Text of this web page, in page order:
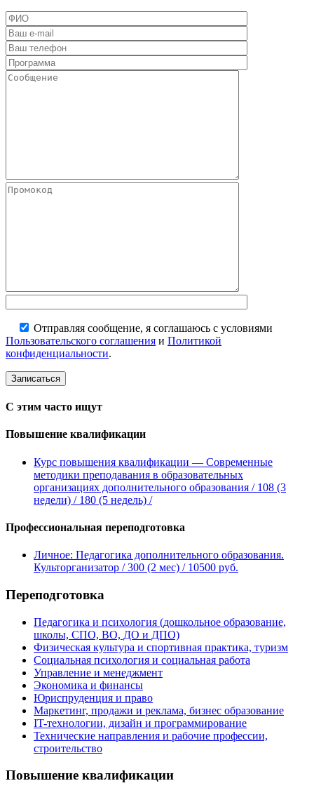
Отправляя сообщение, я соглашаюсь с условиями
Пользовательского соглашения и Политикой
конфиденциальности.
С этим часто ищут
Повышение квалификации
Курс повышения квалификации — Современные
методики преподавания в образовательных
организациях дополнительного образования / 108 (3
недели) / 180 (5 недель) /
Профессиональная переподготовка
Личное: Педагогика дополнительного образования.
Культорганизатор / 300 (2 мес) / 10500 руб.
Переподготовка
Педагогика и психология (дошкольное образование,
школы, СПО, ВО, ДО и ДПО)
Физическая культура и спортивная практика, туризм
Социальная психология и социальная работа
Управление и менеджмент
Экономика и финансы
Юриспруденция и право
Маркетинг, продажи и реклама, бизнес образование
IT-технологии, дизайн и программирование
Технические направления и рабочие профессии,
строительство
Повышение квалификации